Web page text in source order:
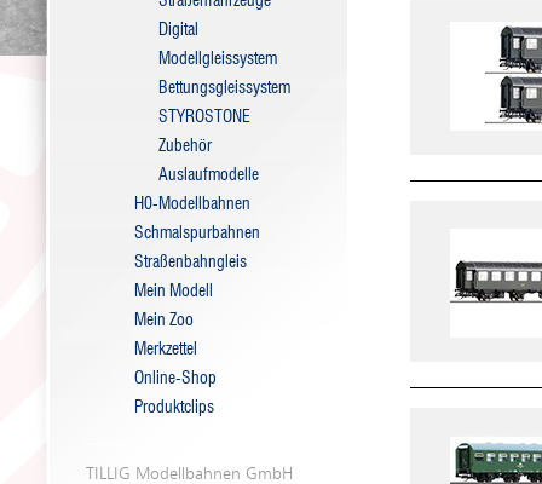
Digital
Modellgleissystem
Bettungsgleissystem
STYROSTONE
Zubehör
Auslaufmodelle
H0-Modellbahnen
Schmalspurbahnen
Straßenbahngleis
Mein Modell
Mein Zoo
Merkzettel
Online-Shop
Produktclips
TILLIG Modellbahnen GmbH